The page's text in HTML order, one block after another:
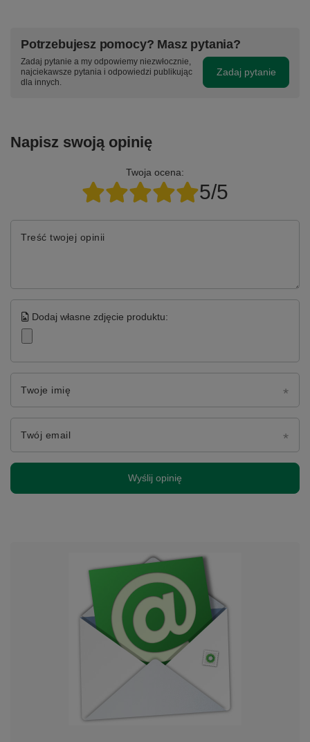
Potrzebujesz pomocy? Masz pytania?
Zadaj pytanie a my odpowiemy niezwłocznie,
najciekawsze pytania i odpowiedzi publikując
dla innych.
Zadaj pytanie
Napisz swoją opinię
Twoja ocena:
5/5
Treść twojej opinii
Dodaj własne zdjęcie produktu:
Twoje imię
Twój email
Wyślij opinię